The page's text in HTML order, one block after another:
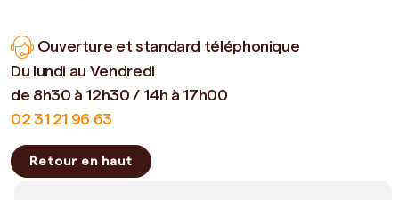
Ouverture et standard téléphonique
Du lundi au Vendredi
de 8h30 à 12h30 / 14h à 17h00
02 31 21 96 63
Retour en haut